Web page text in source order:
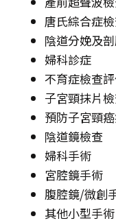
唐氏綜合症
陰道分娩及
婦科診症
不育症檢查
子宮頸抹片
預防子宮頸
陰道鏡檢查
婦科手術
宮腔鏡手術
腹腔鏡/微創
其他小型手術